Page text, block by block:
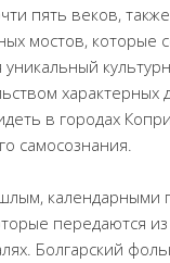
пять веков,
мостов, которые
характерных
в городах
самосознания.
календарными
передаются
Болгарский